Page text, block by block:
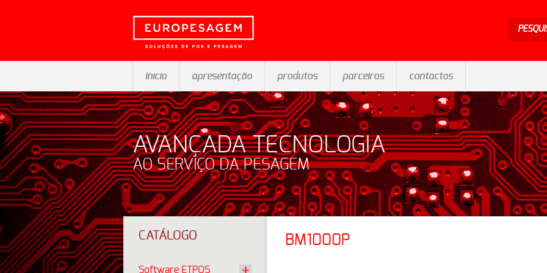
inicio apresentação produtos parceiros contactos
AVANÇADA TECNOLOGIA
AO SERVIÇO DA PESAGEM
CATÁLOGO
Software ETPOS
BM1000P